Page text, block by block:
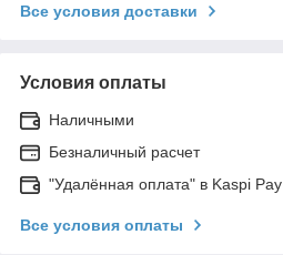
Все условия доставки
Условия оплаты
Наличными
Безналичный расчет
"Удалённая оплата" в Kaspi Pay
Все условия оплаты